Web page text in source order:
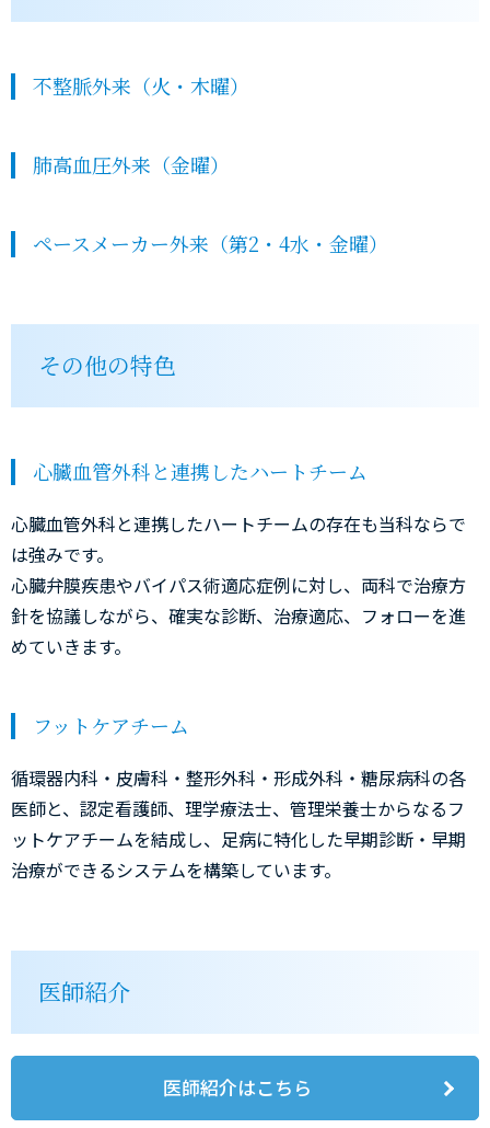
不整脈外来（火・木曜）
肺高血圧外来（金曜）
ペースメーカー外来（第2・4水・金曜）
その他の特色
心臓血管外科と連携したハートチーム
心臓血管外科と連携したハートチームの存在も当科ならで
は強みです。
心臓弁膜疾患やバイパス術適応症例に対し、両科で治療方
針を協議しながら、確実な診断、治療適応、フォローを進
めていきます。
フットケアチーム
循環器内科・皮膚科・整形外科・形成外科・糖尿病科の各
医師と、認定看護師、理学療法士、管理栄養士からなるフ
ットケアチームを結成し、足病に特化した早期診断・早期
治療ができるシステムを構築しています。
医師紹介
医師紹介はこちら